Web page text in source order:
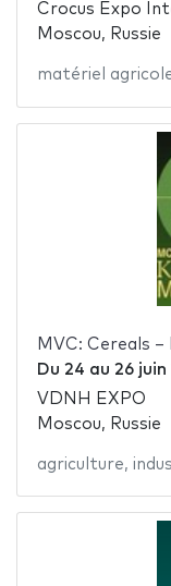
Crocus Expo
Moscou, Russie
matériel
MVC: Cereals
Du 24 au 26 juin
VDNH EXPO
Moscou, Russie
agriculture,